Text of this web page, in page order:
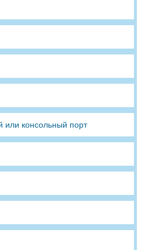
или консольный порт